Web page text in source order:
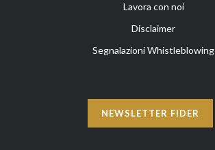
Lavora con noi
Disclaimer
Segnalazioni Whistleblowing
NEWSLETTER FIDER